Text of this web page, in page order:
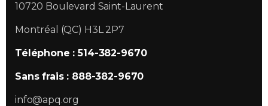
10720 Boulevard Saint-Laurent
Montréal (QC) H3L 2P7
Téléphone : 514-382-9670
Sans frais : 888-382-9670
info@apq.org